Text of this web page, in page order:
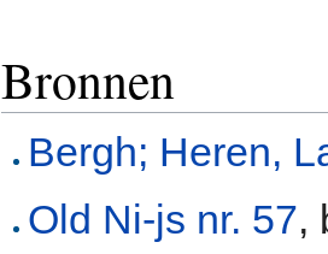
Bronnen
Bergh; Heren,
Old Ni-js nr. 57,